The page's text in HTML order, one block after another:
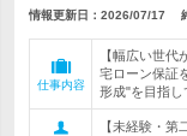
情報更新日：2026/07/17
仕事内容
【幅広い世
宅ローン保証
形成"を目指し
【未経験・